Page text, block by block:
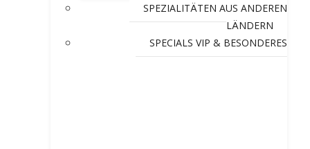
SPEZIALITÄTEN AUS ANDEREN
LÄNDERN
SPECIALS VIP & BESONDERES